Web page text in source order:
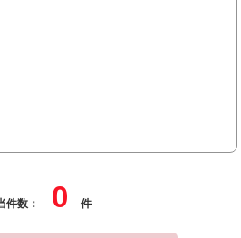
件数： 0 件